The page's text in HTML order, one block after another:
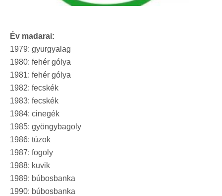
Év madarai:
1979: gyurgyalag
1980: fehér gólya
1981: fehér gólya
1982: fecskék
1983: fecskék
1984: cinegék
1985: gyöngybagoly
1986: túzok
1987: fogoly
1988: kuvik
1989: búbosbanka
1990: búbosbanka